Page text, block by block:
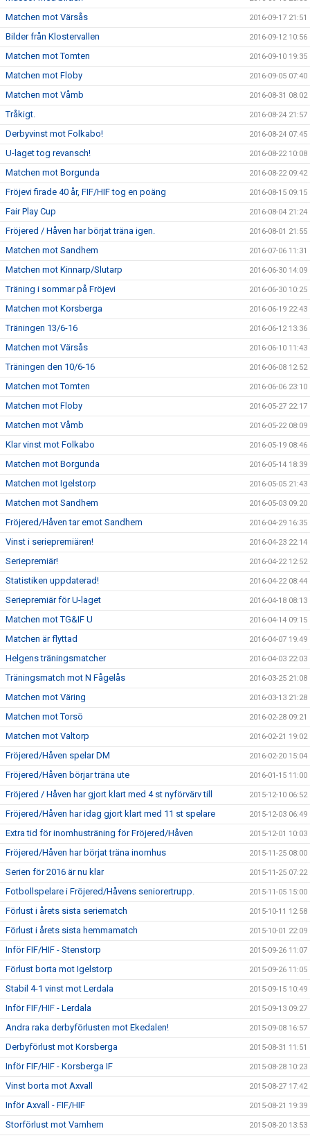
Matchen mot Värsås 2016-09-17 21:51
Bilder från Klostervallen 2016-09-12 10:56
Matchen mot Tomten 2016-09-10 19:35
Matchen mot Floby 2016-09-05 07:40
Matchen mot Våmb 2016-08-31 08:02
Tråkigt. 2016-08-24 21:57
Derbyvinst mot Folkabo! 2016-08-24 07:45
U-laget tog revansch! 2016-08-22 10:08
Matchen mot Borgunda 2016-08-22 09:42
Fröjevi firade 40 år, FIF/HIF tog en poäng 2016-08-15 09:15
Fair Play Cup 2016-08-04 21:24
Fröjered / Håven har börjat träna igen. 2016-08-01 21:55
Matchen mot Sandhem 2016-07-06 11:31
Matchen mot Kinnarp/Slutarp 2016-06-30 14:09
Träning i sommar på Fröjevi 2016-06-30 10:25
Matchen mot Korsberga 2016-06-19 22:43
Träningen 13/6-16 2016-06-12 13:36
Matchen mot Värsås 2016-06-10 11:43
Träningen den 10/6-16 2016-06-08 12:52
Matchen mot Tomten 2016-06-06 23:10
Matchen mot Floby 2016-05-27 22:17
Matchen mot Våmb 2016-05-22 08:09
Klar vinst mot Folkabo 2016-05-19 08:46
Matchen mot Borgunda 2016-05-14 18:39
Matchen mot Igelstorp 2016-05-05 21:43
Matchen mot Sandhem 2016-05-03 09:20
Fröjered/Håven tar emot Sandhem 2016-04-29 16:35
Vinst i seriepremiären! 2016-04-23 22:14
Seriepremiär! 2016-04-22 12:52
Statistiken uppdaterad! 2016-04-22 08:44
Seriepremiär för U-laget 2016-04-18 08:13
Matchen mot TG&IF U 2016-04-14 09:15
Matchen är flyttad 2016-04-07 19:49
Helgens träningsmatcher 2016-04-03 22:03
Träningsmatch mot N Fågelås 2016-03-25 21:08
Matchen mot Väring 2016-03-13 21:28
Matchen mot Torsö 2016-02-28 09:21
Matchen mot Valtorp 2016-02-21 19:02
Fröjered/Håven spelar DM 2016-02-20 15:04
Fröjered/Håven börjar träna ute 2016-01-15 11:00
Fröjered / Håven har gjort klart med 4 st nyförvärv till 2015-12-10 06:52
Fröjered/Håven har idag gjort klart med 11 st spelare 2015-12-03 06:49
Extra tid för inomhusträning för Fröjered/Håven 2015-12-01 10:03
Fröjered/Håven har börjat träna inomhus 2015-11-25 08:00
Serien för 2016 är nu klar 2015-11-25 07:22
Fotbollspelare i Fröjered/Håvens seniorertrupp. 2015-11-05 15:00
Förlust i årets sista seriematch 2015-10-11 12:58
Förlust i årets sista hemmamatch 2015-10-01 22:09
Inför FIF/HIF - Stenstorp 2015-09-26 11:07
Förlust borta mot Igelstorp 2015-09-26 11:05
Stabil 4-1 vinst mot Lerdala 2015-09-15 10:49
Inför FIF/HIF - Lerdala 2015-09-13 09:27
Andra raka derbyförlusten mot Ekedalen! 2015-09-08 16:57
Derbyförlust mot Korsberga 2015-08-31 11:51
Inför FIF/HIF - Korsberga IF 2015-08-28 10:23
Vinst borta mot Axvall 2015-08-27 17:42
Inför Axvall - FIF/HIF 2015-08-21 19:39
Storförlust mot Varnhem 2015-08-20 13:53